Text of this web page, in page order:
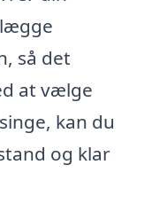
så det
at vælge
kan du
og klar